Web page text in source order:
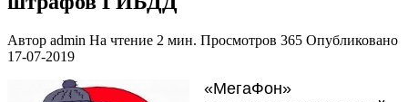
Автор admin На чтение 2 мин. Просмотров 365 Опубликовано
17-07-2019
«МегаФон»